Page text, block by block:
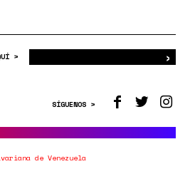
> ›
SÍGUENOS >
de Venezuela